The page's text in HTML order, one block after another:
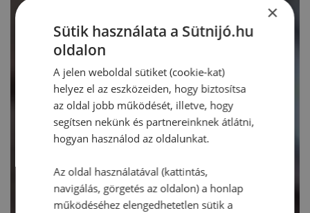
×
Sütik használata a Sütnijó.hu
oldalon
A jelen weboldal sütiket (cookie-kat)
helyez el az eszközeiden, hogy biztosítsa
az oldal jobb működését, illetve, hogy
segítsen nekünk és partnereinknek átlátni,
hogyan használod az oldalunkat.
Az oldal használatával (kattintás,
navigálás, görgetés az oldalon) a honlap
működéséhez elengedhetetlen sütik a